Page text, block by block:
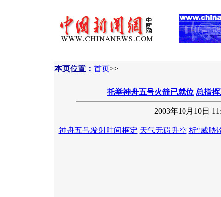
本页位置： 首页>>
托举神舟五号火箭已就位 总指
2003年10月10日
神舟五号发射时间框定 天气无碍升空 析"威胁